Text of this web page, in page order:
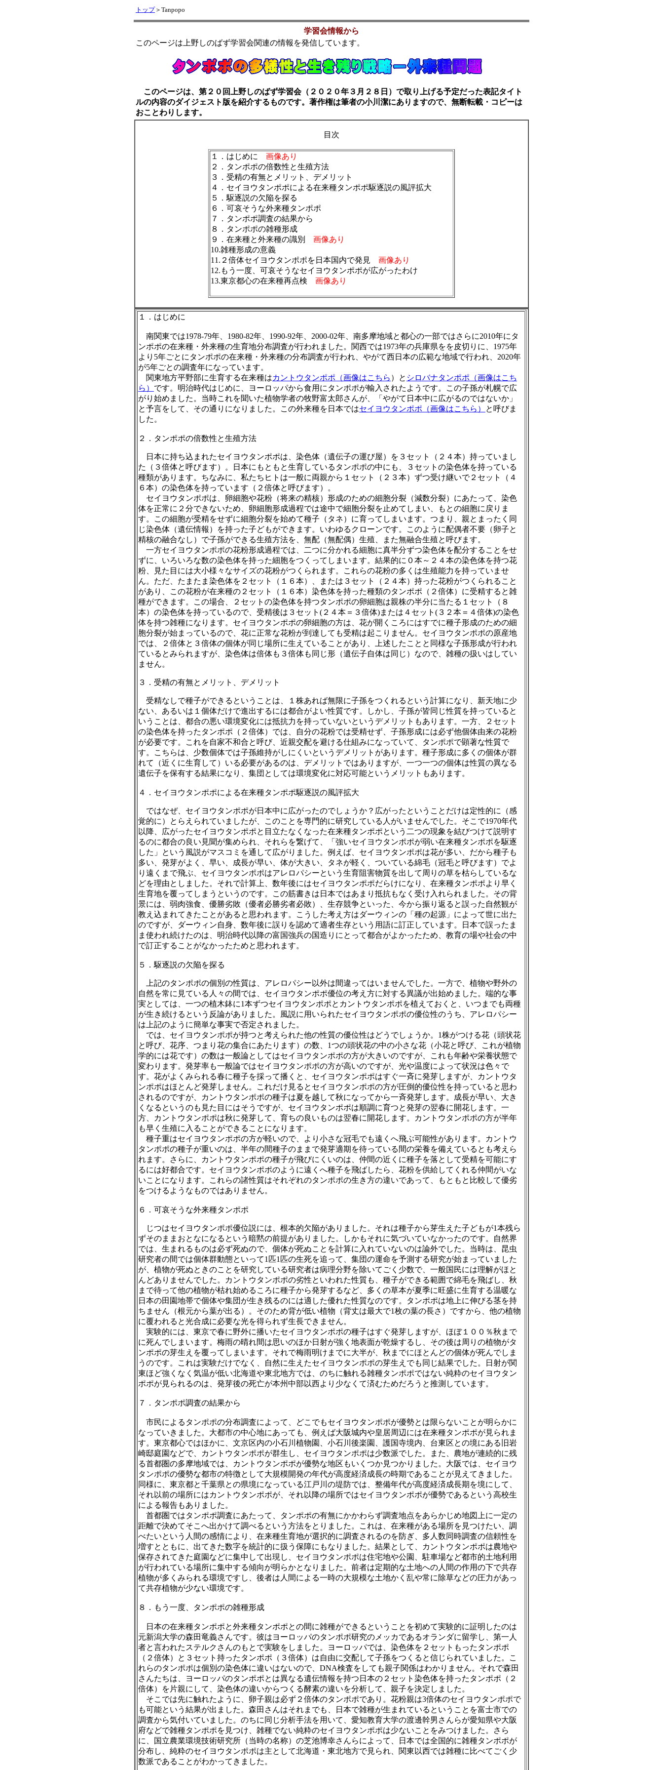
トップ＞Tanpopo
学習会情報から
このページは上野しのばず学習会関連の情報を発信しています。
このページは、第２０回上野しのばず学習会（２０２０年３月２８日）で取り上げる予定だった表記タイト
ルの内容のダイジェスト版を紹介するものです。著作権は筆者の小川潔にありますので、無断転載・コピーは
おことわりします。
目次
１．はじめに 画像あり
２．タンポポの倍数性と生殖方法
３．受精の有無とメリット、デメリット
４．セイヨウタンポポによる在来種タンポポ駆逐説の風評拡大
５．駆逐説の欠陥を探る
６．可哀そうな外来種タンポポ
７．タンポポ調査の結果から
８．タンポポの雑種形成
９．在来種と外来種の識別 画像あり
10.雑種形成の意義
11.２倍体セイヨウタンポポを日本国内で発見 画像あり
12.もう一度、可哀そうなセイヨウタンポポが広がったわけ
13.東京都心の在来種再点検 画像あり
１．はじめに
南関東では1978-79年、 1980-82年、 1990-92年、 2000-02年、南多摩地域と都心の一部ではさらに2010年にタ
ンポポの在来種・外来種の生育地分布調査が行われました。関西では1973年の兵庫県をを皮切りに、 1975年
より 5年ごとにタンポポの在来種・外来種の分布調査が行われ、やがて西日本の広範な地域で行われ、2020年
が5年ごとの調査年になっています。
関東地方平野部に生育する在来種はカントウタンポポ （画像はこちら ）と シロバナタンポポ（画像はこち
ら） です。明治時代はじめに、ヨーロッパから食用にタンポポが輸入されたようです。この子孫が札幌で広
がり始めました。当時これを聞いた植物学者の牧野富太郎さんが、「やがて日本中に広がるのではないか」
と予言をして、その通りになりました。この外来種を日本ではセイヨウタンポポ（画像はこちら）
と呼びま
した。
２．タンポポの倍数性と生殖方法
日本に持ち込まれたセイヨウタンポポは、染色体（遺伝子の運び屋）を３セット（２４本）持っていまし
た（３倍体と呼びます）。日本にもともと生育しているタンポポの中にも、３セットの染色体を持っている
種類があります。ちなみに、私たちヒトは一般に両親から１セット（２３本）ずつ受け継いで２セット（４
６本）の染色体を持っています（２倍体と呼びます）。
セイヨウタンポポは、卵細胞や花粉（将来の精核）形成のための細胞分裂（減数分裂）にあたって、染色
体を正常に２分できないため、卵細胞形成過程では途中で細胞分裂を止めてしまい、もとの細胞に戻りま
す。この細胞が受精をせずに細胞分裂を始めて種子（タネ）に育ってしまいます。つまり、親とまったく同
じ染色体（遺伝情報）を持った子どもができます。いわゆるクローンです。このように配偶者不要（卵子と
精核の融合なし）で子孫ができる生殖方法を、無配（無配偶）生殖、また無融合生殖と呼びます。
一方セイヨウタンポポの花粉形成過程では、二つに分かれる細胞に真半分ずつ染色体を配分することをせ
ずに、いろいろな数の染色体を持った細胞をつくってしまいます。結果的に０本～２４本の染色体を持つ花
粉、見た目には大小様々なサイズの花粉がつくられます。これらの花粉の多くは生殖能力を持っていませ
ん。ただ、たまたま染色体を２セット（１６本）、または３セット（２４本）持った花粉がつくられること
があり、この花粉が在来種の２セット（１６本）染色体を持った種類のタンポポ（２倍体）に受精すると雑
種ができます。この場合、２セットの染色体を持つタンポポの卵細胞は親株の半分に当たる１セット（８
本）の染色体を持っているので、受精後は３セット ( ２４本＝３倍体)または４セット ( ３２本＝４倍体)の染色
体を持つ雑種になります。セイヨウタンポポの卵細胞の方は、花が開くころにはすでに種子形成のための細
胞分裂が始まっているので、花に正常な花粉が到達しても受精は起こりません。セイヨウタンポポの原産地
では、２倍体と３倍体の個体が同じ場所に生えていることがあり、上述したことと同様な子孫形成が行われ
ているとみられますが、染色体は倍体も３倍体も同じ形（遺伝子自体は同じ）なので、雑種の扱いはしてい
ません。
３．受精の有無とメリット、デメリット
受精なしで種子ができるということは、１株あれば無限に子孫をつくれるという計算になり、新天地に少
ない、あるいは１個体だけで進出するには都合がよい性質です。しかし、子孫が皆同じ性質を持っていると
いうことは、都合の悪い環境変化には抵抗力を持っていないというデメリットもあります。一方、２セット
の染色体を持ったタンポポ（２倍体）では、自分の花粉では受精せず、子孫形成には必ず他個体由来の花粉
が必要です。これを自家不和合と呼び、近親交配を避ける仕組みになっていて、タンポポで顕著な性質で
す。こちらは、少数個体では子孫維持がしにくいというデメリットがあります。種子形成に多くの個体が群
れて（近くに生育して）いる必要があるのは、デメリットではありますが、一つ一つの個体は性質の異なる
遺伝子を保有する結果になり、集団としては環境変化に対応可能というメリットもあります。
４．セイヨウタンポポによる在来種タンポポ駆逐説の風評拡大
ではなぜ、セイヨウタンポポが日本中に広がったのでしょうか？広がったということだけは定性的に（感
覚的に）とらえられていましたが、このことを専門的に研究している人がいませんでした。そこで1970年代
以降、広がったセイヨウタンポポと目立たなくなった在来種タンポポという二つの現象を結びつけて説明す
るのに都合の良い見聞が集められ、それらを繋げて、「強いセイヨウタンポポが弱い在来種タンポポを駆逐
した」という風説がマスコミを通して広がりました。例えば、セイヨウタンポポは花が多い、だから種子も
多い、発芽がよく、早い、成長が早い、体が大きい、タネが軽く、ついている綿毛（冠毛と呼びます）でよ
り遠くまで飛ぶ、セイヨウタンポポはアレロパシーという生育阻害物質を出して周りの草を枯らしているな
どを理由としました。それで計算上、数年後にはセイヨウタンポポだらけになり、在来種タンポポより早く
生育地を覆ってしまうというのです。この筋書きは日本ではあまり抵抗もなく受け入れられました。その背
景には、弱肉強食、優勝劣敗（優者必勝劣者必敗）、生存競争といった、今から振り返ると誤った自然観が
教え込まれてきたことがあると思われます。こうした考え方はダーウィンの「種の起源」によって世に出た
のですが、ダーウィン自身、数年後に誤りを認めて適者生存という用語に訂正しています。日本で誤ったま
ま使われ続けたのは、明治時代以降の富国強兵の国造りにとって都合がよかったため、教育の場や社会の中
で訂正することがなかったためと思われます。
５．駆逐説の欠陥を探る
上記のタンポポの個別の性質は、アレロパシー以外は間違ってはいませんでした。一方で、植物や野外の
自然を常に見ている人々の間では、セイヨウタンポポ優位の考え方に対する異議が出始めました。端的な事
実としては、一つの植木鉢に1本ずつセイヨウタンポポとカントウタンポポを植えておくと、いつまでも両種
が生き続けるという反論がありました。風説に用いられたセイヨウタンポポの優位性のうち、アレロパシー
は上記のように簡単な事実で否定されました。
では、セイヨウタンポポが持つと考えられた他の性質の優位性はどうでしょうか。 1株がつける花（頭状花
と呼び、花序、つまり花の集合にあたります）の数、 1つの頭状花の中の小さな花（小花と呼び、これが植物
学的には花です）の数は一般論としてはセイヨウタンポポの方が大きいのですが、これも年齢や栄養状態で
変わります。発芽率も一般論ではセイヨウタンポポの方が高いのですが、光や温度によって状況は色々で
す。花がよくみられる春に種子を採って播くと、セイヨウタンポポはすぐ一斉に発芽しますが、カントウタ
ンポポはほとんど発芽しません。これだけ見るとセイヨウタンポポの方が圧倒的優位性を持っていると思わ
されるのですが、カントウタンポポの種子は夏を越して秋になってから一斉発芽します。成長が早い、大き
くなるというのも見た目にはそうですが、セイヨウタンポポは順調に育つと発芽の翌春に開花します。一
方、カントウタンポポは秋に発芽して、育ちの良いものは翌春に開花します。カントウタンポポの方が半年
も早く生殖に入ることができることになります。
種子重はセイヨウタンポポの方が軽いので、より小さな冠毛でも遠くへ飛ぶ可能性があります。カントウ
タンポポの種子が重いのは、半年の間種子のままで発芽適期を待っている間の栄養を備えているとも考えら
れます。さらに、カントウタンポポの種子が飛びにくいのは、仲間の近くに種子を落として受精を可能にす
るには好都合です。セイヨウタンポポのように遠くへ種子を飛ばしたら、花粉を供給してくれる仲間がいな
いことになります。これらの諸性質はそれぞれのタンポポの生き方の違いであって、もともと比較して優劣
をつけるようなものではありません。
６．可哀そうな外来種タンポポ
じつはセイヨウタンポポ優位説には、根本的欠陥がありました。それは種子から芽生えた子どもが1本残ら
ずそのままおとなになるという暗黙の前提がありました。しかもそれに気づいていなかったのです。自然界
では、生まれるものは必ず死ぬので、個体が死ぬことを計算に入れていないのは論外でした。当時は、昆虫
研究者の間では個体群動態といって1 匹1 匹の生死を追って、集団の運命を予測する研究が始まっていました
が、植物が死ぬときのことを研究している研究者は病理分野を除いてごく少数で、一般国民には理解がほと
んどありませんでした。カントウタンポポの劣性といわれた性質も、種子ができる範囲で綿毛を飛ばし、秋
まで待って他の植物が枯れ始めるころに種子から発芽するなど、多くの草本が夏季に旺盛に生育する温暖な
日本の田園地帯で個体や集団が生き残るのには適した優れた性質なのです。タンポポは地上に伸びる茎を持
ちません（根元から葉が出る）。そのため背が低い植物（背丈は最大で1枚の葉の長さ）ですから、他の植物
に覆われると光合成に必要な光を得られず生長できません。
実験的には、東京で春に野外に播いたセイヨウタンポポの種子はすぐ発芽しますが、ほぼ１００％秋まで
に死んでしまいます。梅雨の晴れ間は思いのほか日射が強く地表面が乾燥するし、その後は周りの植物がタ
ンポポの芽生えを覆ってしまいます。それで梅雨明けまでに大半が、秋までにほとんどの個体が死んでしま
うのです。これは実験だけでなく、自然に生えたセイヨウタンポポの芽生えでも同じ結果でした。日射が関
東ほど強くなく気温が低い北海道や東北地方では、のちに触れる雑種タンポポではない純粋のセイヨウタン
ポポが見られるのは、発芽後の死亡が本州中部以西より少なくて済むためだろうと推測しています。
７．タンポポ調査の結果から
市民によるタンポポの分布調査によって、どこでもセイヨウタンポポが優勢とは限らないことが明らかに
なっていきました。大都市の中心地にあっても、例えば大阪城内や皇居周辺には在来種タンポポが見られま
す。東京都心ではほかに、文京区内の小石川植物園、小石川後楽園、護国寺境内、台東区との境にある旧岩
崎邸庭園などで、カントウタンポポが群生し、セイヨウタンポポは少数派でした。また、農地が連続的に残
る首都圏の多摩地域では、カントウタンポポが優勢な地区もいくつか見つかりました。大阪では、セイヨウ
タンポポの優勢な都市の特徴として大規模開発の年代が高度経済成長の時期であることが見えてきました。
同様に、東京都と千葉県との県境になっている江戸川の堤防では、整備年代が高度経済成長期を境にして、
それ以前の場所にはカントウタンポポが、それ以降の場所ではセイヨウタンポポが優勢であるという高校生
による報告もありました。
首都圏ではタンポポ調査にあたって、タンポポの有無にかかわらず調査地点をあらかじめ地図上に一定の
距離で決めてそこへ出かけて調べるという方法をとりました。これは、在来種がある場所を見つけたい、調
べたいという人間の感情により、在来種生育地が選択的に調査されるのを防ぎ、多人数同時調査の信頼性を
増すとともに、出てきた数字を統計的に扱う保障にもなりました。結果として、カントウタンポポは農地や
保存されてきた庭園などに集中して出現し、セイヨウタンポポは住宅地や公園、駐車場など都市的土地利用
が行われている場所に集中する傾向が明らかとなりました。前者は定期的な土地への人間の作用の下で共存
植物が多くみられる環境ですし、後者は人間による一時の大規模な土地かく乱や常に除草などの圧力があっ
て共存植物が少ない環境です。
８．もう一度、タンポポの雑種形成
日本の在来種タンポポと外来種タンポポとの間に雑種ができるということを初めて実験的に証明したのは
元新潟大学の森田竜義さんです。彼はヨーロッパのタンポポ研究のメッカであるオランダに留学し、第一人
者と言われたステルクさんのもとで実験をしました。ヨーロッパでは、染色体を２セットもったタンポポ
（ ２ 倍体）と３セット持ったタンポポ（３倍体）は自由に交配して子孫をつくると信じられていました。こ
れらのタンポポは個別の染色体に違いはないので、 DNA検査をしても親子関係はわかりません。それで森田
さんたちは、ヨーロッパのタンポポとは異なる遺伝情報を持つ日本の２セット染色体を持ったタンポポ（ ２
倍体）を片親にして、染色体の違いからつくる酵素の違いを分析して、親子を決定しました。
そこでは先に触れたように、卵子親は必ず ２ 倍体のタンポポであり。花粉親は3倍体のセイヨウタンポポで
も可能という結果が出ました。森田さんはそれまでも、日本で雑種が生まれているということを富士市での
調査から気付いていました。のちに同じ分析手法を用いて、愛知教育大学の渡邊幹男さんらが愛知県や大阪
府などで雑種タンポポを見つけ、雑種でない純粋のセイヨウタンポポは少ないことをみつけました。さら
に、国立農業環境技術研究所（当時の名称）の芝池博幸さんらによって、日本では全国的に雑種タンポポが
分布し、純粋のセイヨウタンポポは主として北海道・東北地方で見られ、関東以西では雑種に比べてごく少
数派であることがわかってきました。